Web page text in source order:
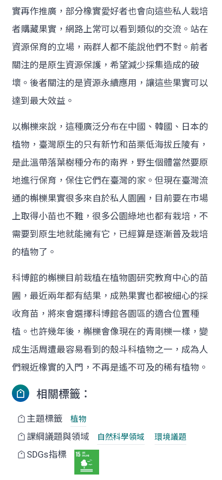
實再作推廣，部分橡實愛好者也會向這些私人栽培
者購藏果實，網路上常可以看到類似的交流。站在
資源保育的立場，兩群人都不能說他們不對。前者
關注的是原生資源保護，希望減少採集造成的破
壞。後者關注的是資源永續應用，讓這些果實可以
達到最大效益。
以槲櫟來說，這種廣泛分布在中國、韓國、日本的
植物，臺灣原生的只有新竹和苗栗低海拔丘陵有，
是此溫帶落葉樹種分布的南界，野生個體當然要原
地進行保育，保住它們在臺灣的家。但現在臺灣流
通的槲櫟果實很多來自於私人園圃，目前要在市場
上取得小苗也不難，很多公園綠地也都有栽培，不
需要到原生地就能擁有它，已經算是逐漸普及栽培
的植物了。
科博館的槲櫟目前栽植在植物園研究教育中心的苗
圃，最近兩年都有結果，成熟果實也都被細心的採
收育苗，將來會選擇科博館各園區的適合位置種
植。也許幾年後，槲櫟會像現在的青剛櫟一樣，變
成生活周遭最容易看到的殼斗科植物之一，成為人
們親近橡實的入門，不再是遙不可及的稀有植物。
相關標籤：
主題標籤 植物
課綱議題與領域 自然科學領域 環境議題
SDGs指標